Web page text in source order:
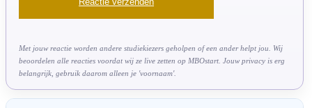
Met jouw reactie worden andere studiekiezers geholpen of een ander helpt jou. Wij
beoordelen alle reacties voordat wij ze live zetten op MBOstart. Jouw privacy is erg
belangrijk, gebruik daarom alleen je 'voornaam'.